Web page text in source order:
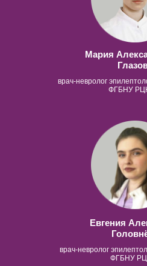
врач-невролог
ФГБНУ
Евгения
врач-невролог
ФГБНУ
Мария